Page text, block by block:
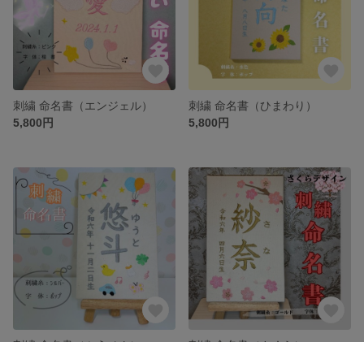
刺繍 命名書（エンジェル）
5,800円
刺繍 命名書（ひまわり）
5,800円